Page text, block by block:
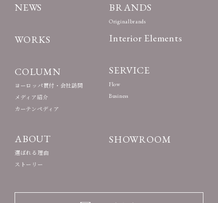
NEWS
WORKS
COLUMN
ヨーロッパ買付・会社訪問
メディア紹介
カーテンペディア
ABOUT
選ばれる理由
ストーリー
BRANDS
Originalbrands
Interior Elements
SERVICE
Flow
Business
SHOWROOM